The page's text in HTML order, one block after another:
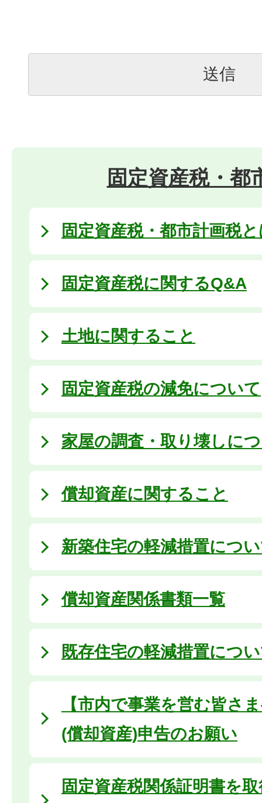
固定資産税・都
固定資産税・都市計画税
固定資産税に関するQ&A
土地に関すること
固定資産税の減免について
家屋の調査・取り壊しに
償却資産に関すること
新築住宅の軽減措置につ
償却資産関係書類一覧
既存住宅の軽減措置につ
【市内で事業を営む皆さ
(償却資産)申告のお願い
固定資産税関係証明書を